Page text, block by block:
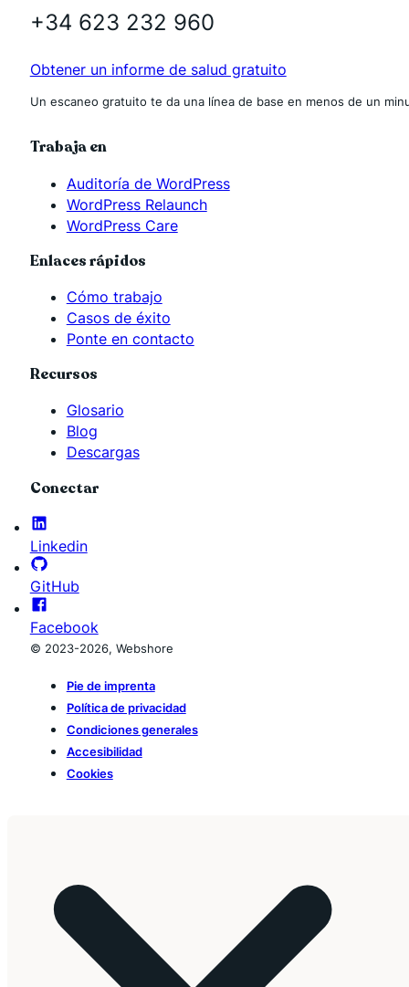
+34 623 232 960
Obtener un informe de salud gratuito
Un escaneo gratuito te da una línea de base en menos de un
Trabaja en
Auditoría de WordPress
WordPress Relaunch
WordPress Care
Enlaces rápidos
Cómo trabajo
Casos de éxito
Ponte en contacto
Recursos
Glosario
Blog
Descargas
Conectar
Linkedin
GitHub
Facebook
© 2023-2026, Webshore
Pie de imprenta
Política de privacidad
Condiciones generales
Accesibilidad
Cookies